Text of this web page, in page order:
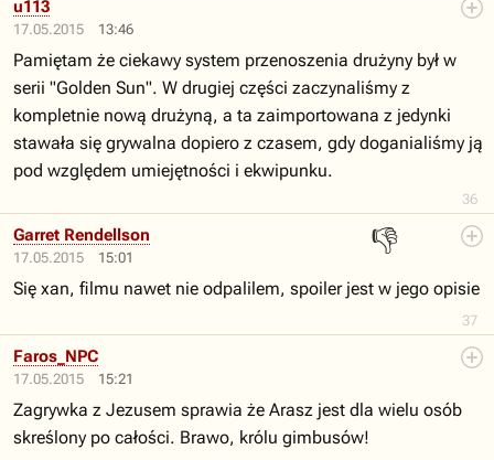
17.05.2015 13:46
36
u113
Pamiętam że ciekawy system przenoszenia drużyny był w
serii "Golden Sun". W drugiej części zaczynaliśmy z
kompletnie nową drużyną, a ta zaimportowana z jedynki
stawała się grywalna dopiero z czasem, gdy doganialiśmy ją
pod względem umiejętności i ekwipunku.
17.05.2015 15:01
👎
37
Garret Rendellson
Się xan, filmu nawet nie odpalilem, spoiler jest w jego opisie
17.05.2015 15:21
Faros_NPC
Zagrywka z Jezusem sprawia że Arasz jest dla wielu osób
skreślony po całości. Brawo, królu gimbusów!